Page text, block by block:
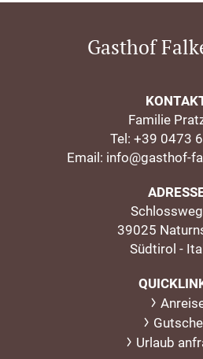
Gasthof
Familie
Tel: +39 0473
Email: info@gasthof-
39025
Südtirol -
Urlaub